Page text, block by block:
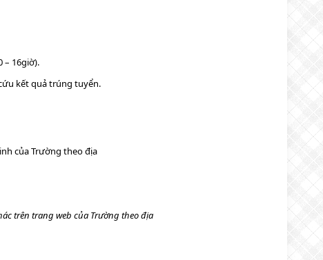
– 16giờ).
kết quả trúng tuyển.
của Trường theo địa
trên trang web của Trường theo địa